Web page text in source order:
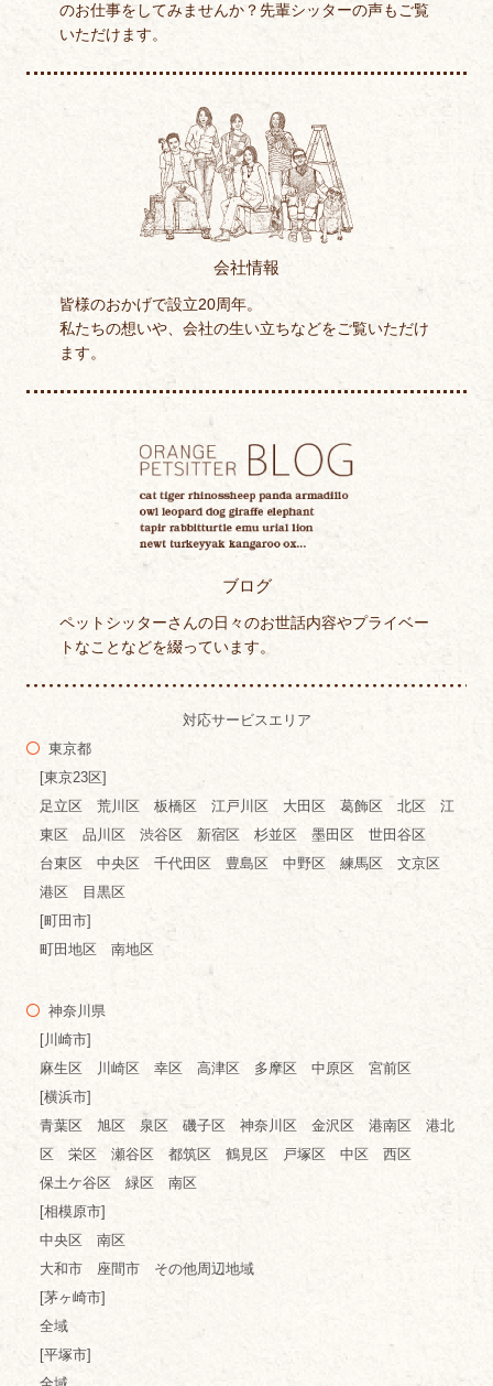
のお仕事をしてみませんか？先輩シッターの声もご覧
いただけます。
会社情報
皆様のおかげで設立20周年。
私たちの想いや、会社の生い立ちなどをご覧いただけ
ます。
ブログ
ペットシッターさんの日々のお世話内容やプライベー
トなことなどを綴っています。
対応サービスエリア
東京都
[東京23区]
足立区 荒川区 板橋区 江戸川区 大田区 葛飾区 北区 江
東区 品川区 渋谷区 新宿区 杉並区 墨田区 世田谷区
台東区 中央区 千代田区 豊島区 中野区 練馬区 文京区
港区 目黒区
[町田市]
町田地区 南地区
神奈川県
[川崎市]
麻生区 川崎区 幸区 高津区 多摩区 中原区 宮前区
[横浜市]
青葉区 旭区 泉区 磯子区 神奈川区 金沢区 港南区 港北
区 栄区 瀬谷区 都筑区 鶴見区 戸塚区 中区 西区
保土ケ谷区 緑区 南区
[相模原市]
中央区 南区
大和市 座間市 その他周辺地域
[茅ヶ崎市]
全域
[平塚市]